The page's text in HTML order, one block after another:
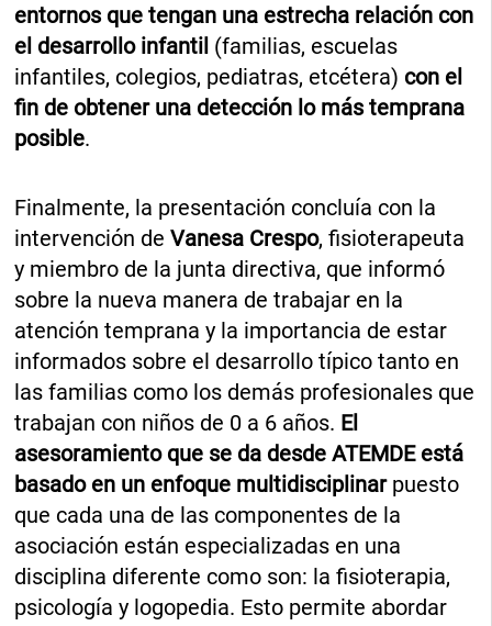
entornos que tengan una estrecha relación con
el desarrollo infantil (familias, escuelas
infantiles, colegios, pediatras, etcétera) con el
fin de obtener una detección lo más temprana
posible.
Finalmente, la presentación concluía con la
intervención deVanesa Crespo, fisioterapeuta
y miembro de la junta directiva, que informó
sobre la nueva manera de trabajar en la
atención temprana y la importancia de estar
informados sobre el desarrollo típico tanto en
las familias como los demás profesionales que
trabajan con niños de 0 a 6 años. El
asesoramiento que se da desde ATEMDE está
basado en un enfoque multidisciplinarpuesto
que cada una de las componentes de la
asociación están especializadas en una
disciplina diferente como son: la fisioterapia,
psicología y logopedia. Esto permite abordar